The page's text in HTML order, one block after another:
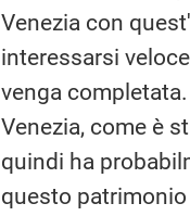
Venezia con
interessarsi
venga
Venezia, come è
quindi ha
questo